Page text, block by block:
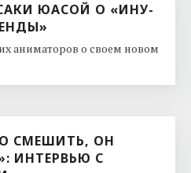
ЮАСОЙ О «ИНУ-
аниматоров о своем новом
СМЕШИТЬ, ОН
ИНТЕРВЬЮ С